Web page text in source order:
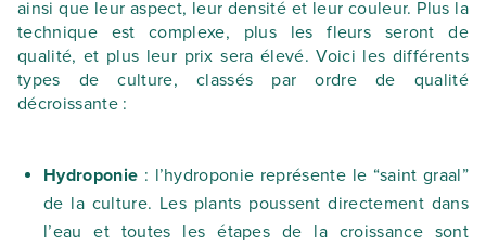
ainsi que leur aspect, leur densité et leur couleur. Plus la
technique est complexe, plus les fleurs seront de
qualité, et plus leur prix sera élevé. Voici les différents
types de culture, classés par ordre de qualité
décroissante :
Hydroponie : l’hydroponie représente le “saint graal”
de la culture. Les plants poussent directement dans
l’eau et toutes les étapes de la croissance sont